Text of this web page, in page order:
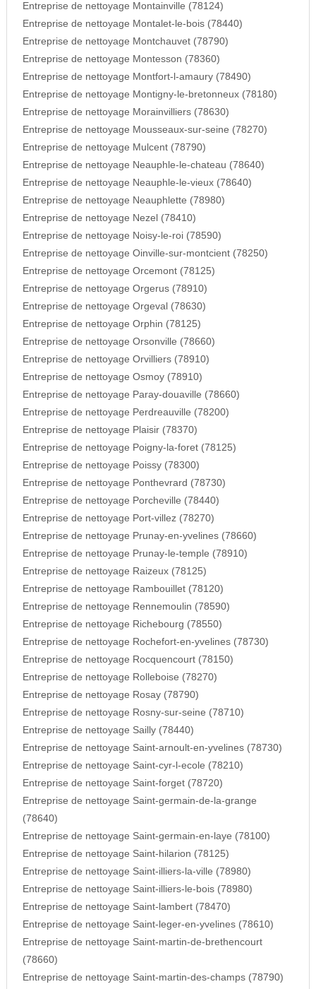
Entreprise de nettoyage Montainville (78124)
Entreprise de nettoyage Montalet-le-bois (78440)
Entreprise de nettoyage Montchauvet (78790)
Entreprise de nettoyage Montesson (78360)
Entreprise de nettoyage Montfort-l-amaury (78490)
Entreprise de nettoyage Montigny-le-bretonneux (78180)
Entreprise de nettoyage Morainvilliers (78630)
Entreprise de nettoyage Mousseaux-sur-seine (78270)
Entreprise de nettoyage Mulcent (78790)
Entreprise de nettoyage Neauphle-le-chateau (78640)
Entreprise de nettoyage Neauphle-le-vieux (78640)
Entreprise de nettoyage Neauphlette (78980)
Entreprise de nettoyage Nezel (78410)
Entreprise de nettoyage Noisy-le-roi (78590)
Entreprise de nettoyage Oinville-sur-montcient (78250)
Entreprise de nettoyage Orcemont (78125)
Entreprise de nettoyage Orgerus (78910)
Entreprise de nettoyage Orgeval (78630)
Entreprise de nettoyage Orphin (78125)
Entreprise de nettoyage Orsonville (78660)
Entreprise de nettoyage Orvilliers (78910)
Entreprise de nettoyage Osmoy (78910)
Entreprise de nettoyage Paray-douaville (78660)
Entreprise de nettoyage Perdreauville (78200)
Entreprise de nettoyage Plaisir (78370)
Entreprise de nettoyage Poigny-la-foret (78125)
Entreprise de nettoyage Poissy (78300)
Entreprise de nettoyage Ponthevrard (78730)
Entreprise de nettoyage Porcheville (78440)
Entreprise de nettoyage Port-villez (78270)
Entreprise de nettoyage Prunay-en-yvelines (78660)
Entreprise de nettoyage Prunay-le-temple (78910)
Entreprise de nettoyage Raizeux (78125)
Entreprise de nettoyage Rambouillet (78120)
Entreprise de nettoyage Rennemoulin (78590)
Entreprise de nettoyage Richebourg (78550)
Entreprise de nettoyage Rochefort-en-yvelines (78730)
Entreprise de nettoyage Rocquencourt (78150)
Entreprise de nettoyage Rolleboise (78270)
Entreprise de nettoyage Rosay (78790)
Entreprise de nettoyage Rosny-sur-seine (78710)
Entreprise de nettoyage Sailly (78440)
Entreprise de nettoyage Saint-arnoult-en-yvelines (78730)
Entreprise de nettoyage Saint-cyr-l-ecole (78210)
Entreprise de nettoyage Saint-forget (78720)
Entreprise de nettoyage Saint-germain-de-la-grange
(78640)
Entreprise de nettoyage Saint-germain-en-laye (78100)
Entreprise de nettoyage Saint-hilarion (78125)
Entreprise de nettoyage Saint-illiers-la-ville (78980)
Entreprise de nettoyage Saint-illiers-le-bois (78980)
Entreprise de nettoyage Saint-lambert (78470)
Entreprise de nettoyage Saint-leger-en-yvelines (78610)
Entreprise de nettoyage Saint-martin-de-brethencourt
(78660)
Entreprise de nettoyage Saint-martin-des-champs (78790)